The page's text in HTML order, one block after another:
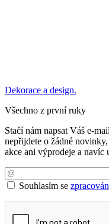
Dekorace a design.
Všechno z první ruky
Stačí nám napsat Váš e-
nepřijdete o žádné novinky,
akce ani výprodeje a navíc
Souhlasím se